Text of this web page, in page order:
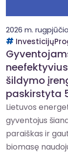
2026 m.
šildymo
paskirstyta
Lietuvos
gyventojus
paraiškas ir
biomasę